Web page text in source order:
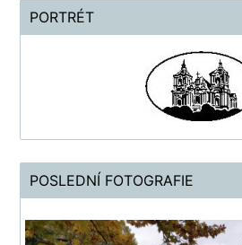
PORTRÉT
POSLEDNÍ FOTOGRAFIE